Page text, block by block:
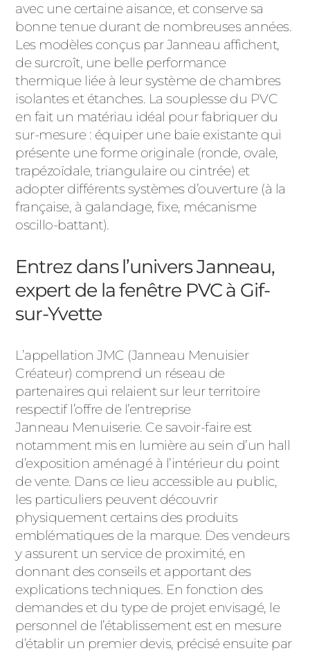
avec une certaine aisance, et conserve sa
bonne tenue durant de nombreuses années.
Les modèles conçus par Janneau affichent,
de surcroît, une belle performance
thermique liée à leur système de chambres
isolantes et étanches. La souplesse du PVC
en fait un matériau idéal pour fabriquer du
sur-mesure : équiper une baie existante qui
présente une forme originale (ronde, ovale,
trapézoïdale, triangulaire ou cintrée) et
adopter différents systèmes d’ouverture (à la
française, à galandage, fixe, mécanisme
oscillo-battant).
Entrez dans l’univers Janneau,
expert de la fenêtre PVC à Gif-
sur-Yvette
L’appellation JMC (Janneau Menuisier
Créateur) comprend un réseau de
partenaires qui relaient sur leur territoire
respectif l’offre de l’entreprise
Janneau Menuiserie. Ce savoir-faire est
notamment mis en lumière au sein d’un hall
d’exposition aménagé à l’intérieur du point
de vente. Dans ce lieu accessible au public,
les particuliers peuvent découvrir
physiquement certains des produits
emblématiques de la marque. Des vendeurs
y assurent un service de proximité, en
donnant des conseils et apportant des
explications techniques. En fonction des
demandes et du type de projet envisagé, le
personnel de l’établissement est en mesure
d’établir un premier devis, précisé ensuite par